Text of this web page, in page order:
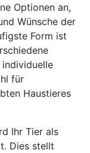
Optionen an,
Wünsche der
Form ist
für
Haustieres
Ihr Tier als
Dies stellt